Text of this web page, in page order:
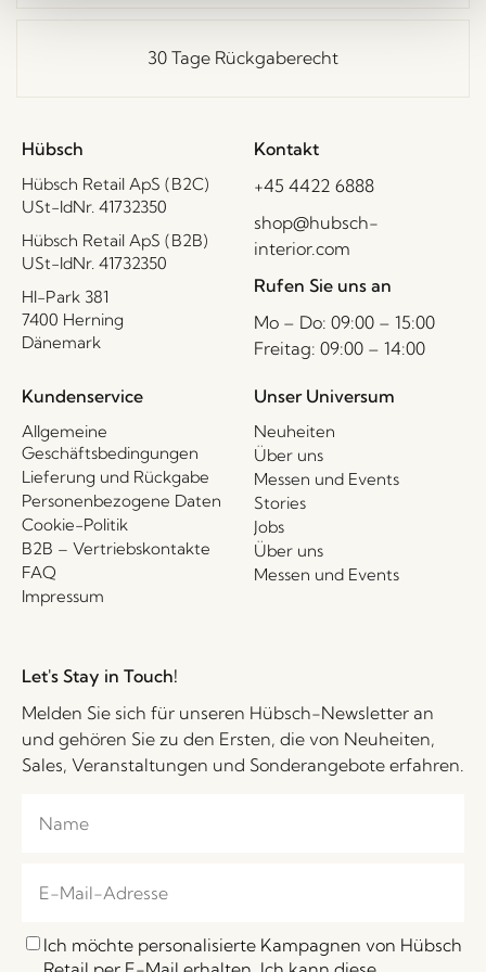
30 Tage Rückgaberecht
Hübsch
Hübsch Retail ApS (B2C)
USt-IdNr. 41732350
Hübsch Retail ApS (B2B)
USt-IdNr. 41732350
HI-Park 381
7400 Herning
Dänemark
Kontakt
+45 4422 6888
shop@hubsch-
interior.com
Rufen Sie uns an
Mo – Do: 09:00 – 15:00
Freitag: 09:00 – 14:00
Kundenservice
Allgemeine
Geschäftsbedingungen
Lieferung und Rückgabe
Personenbezogene Daten
Cookie-Politik
B2B – Vertriebskontakte
FAQ
Impressum
Unser Universum
Neuheiten
Über uns
Messen und Events
Stories
Jobs
Über uns
Messen und Events
Let's Stay in Touch!
Melden Sie sich für unseren Hübsch-Newsletter an
und gehören Sie zu den Ersten, die von Neuheiten,
Sales, Veranstaltungen und Sonderangebote erfahren.
Ich möchte personalisierte Kampagnen von Hübsch